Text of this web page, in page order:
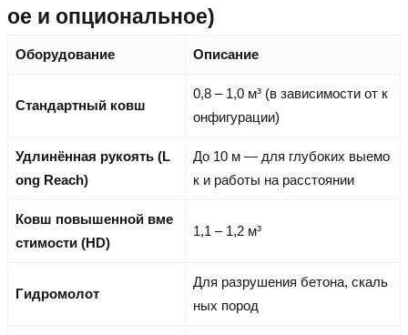
ое и опциональное)
Оборудование Описание
Стандартный ковш
0,8 – 1,0 м³ (в зависимости от к
онфигурации)
Удлинённая рукоять (L
ong Reach)
До 10 м — для глубоких выемо
к и работы на расстоянии
Ковш повышенной вме
стимости (HD)
1,1 – 1,2 м³
Гидромолот
Для разрушения бетона, скаль
ных пород